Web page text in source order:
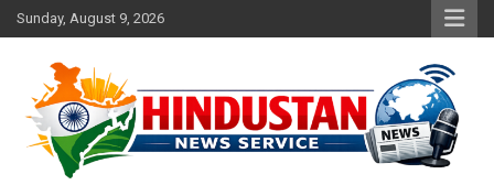
Skip
to
Sunday, August 9, 2026